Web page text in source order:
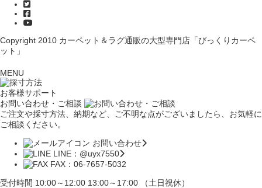
Copyright 2010 カーペット＆ラグ通販の大型専門店「びっくりカーペ
ット」
MENU
お客様サポート
お問い合わせ・ご相談
ご注文や採寸方法、納期など、ご不明な点がございましたら、お気軽に
ご相談ください。
お問い合わせ
LINE：@uyx7550
FAX：06-7657-5032
受付時間 10:00～12:00 13:00～17:00 （土日祝休）